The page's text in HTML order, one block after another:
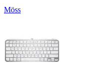
Möss